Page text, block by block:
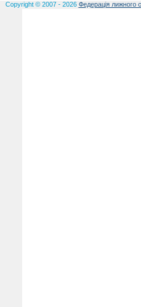
Copyright © 2007 - 2026 Федерація лижного